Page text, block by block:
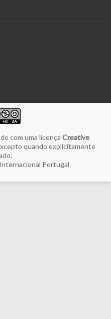
com uma licençaCreative
quando explicitamente
Portugal